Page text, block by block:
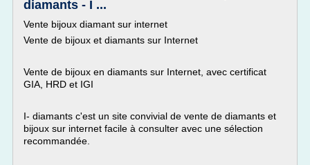
diamants - I ...
Vente bijoux diamant sur internet
Vente de bijoux et diamants sur Internet
Vente de bijoux en diamants sur Internet, avec certificat
GIA, HRD et IGI
I- diamants c'est un site convivial de vente de diamants et
bijoux sur internet facile à consulter avec une sélection
recommandée.